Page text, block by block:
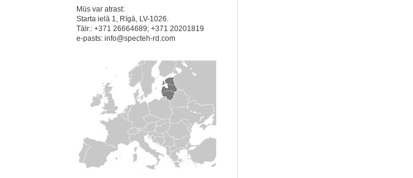
Mūs var atrast:
Starta ielā 1, Rīgā, LV-1026.
Tālr.: +371 26664689; +371 20201819
e-pasts: info@specteh-rd.com